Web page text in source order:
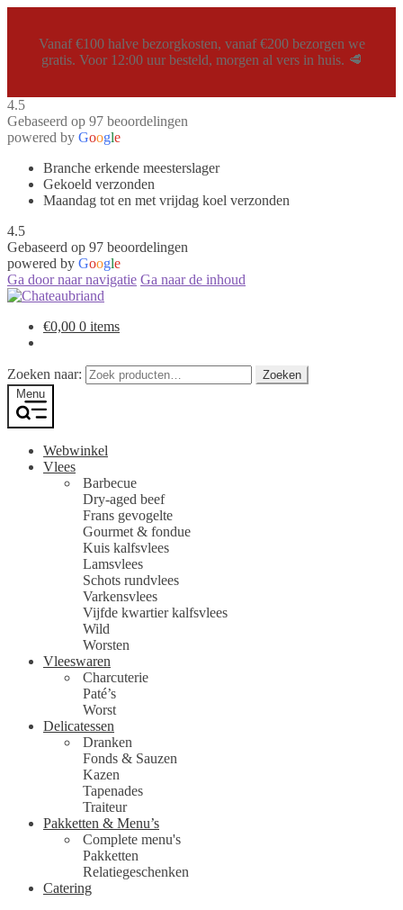
Vanaf €100 halve bezorgkosten, vanaf €200 bezorgen we
gratis. Voor 12:00 uur besteld, morgen al vers in huis. 🥩
4.5
Gebaseerd op 97 beoordelingen
powered by Google
Branche erkende meesterslager
Gekoeld verzonden
Maandag tot en met vrijdag koel verzonden
4.5
Gebaseerd op 97 beoordelingen
powered by Google
Ga door naar navigatie Ga naar de inhoud
€0,00 0 items
Zoeken naar:
Zoeken
Menu
Webwinkel
Vlees
Barbecue
Dry-aged beef
Frans gevogelte
Gourmet & fondue
Kuis kalfsvlees
Lamsvlees
Schots rundvlees
Varkensvlees
Vijfde kwartier kalfsvlees
Wild
Worsten
Vleeswaren
Charcuterie
Paté’s
Worst
Delicatessen
Dranken
Fonds & Sauzen
Kazen
Tapenades
Traiteur
Pakketten & Menu’s
Complete menu's
Pakketten
Relatiegeschenken
Catering